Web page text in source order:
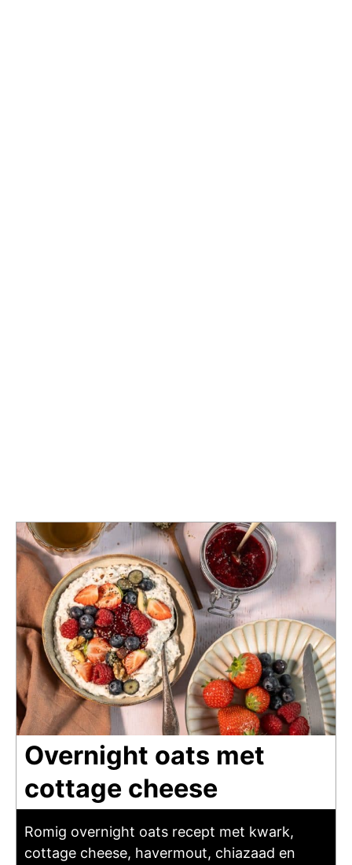
Overnight oats met
cottage cheese
Romig overnight oats recept met kwark,
cottage cheese, havermout, chiazaad en